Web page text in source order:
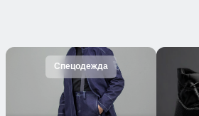
Спецодежда